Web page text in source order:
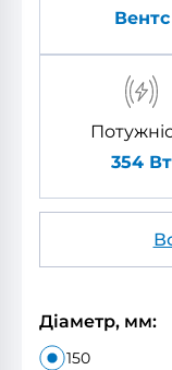
Вентс
354 Вт
Діаметр, мм:
150